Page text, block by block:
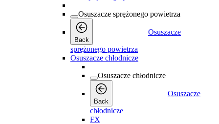
Osuszacze sprężonego powietrza
Back
Osuszacze
sprężonego powietrza
Osuszacze chłodnicze
Osuszacze chłodnicze
Back
Osuszacze
chłodnicze
FX